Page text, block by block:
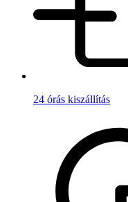
24 órás kiszállítás